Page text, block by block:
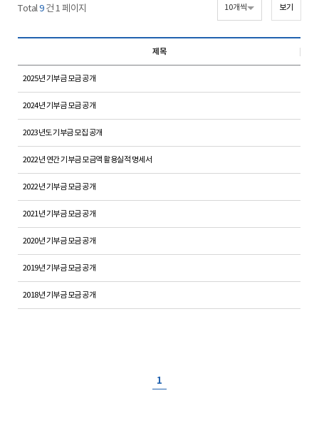
Total9건 1 페이지
제목
2025년 기부금 모금 공개
2024년 기부금 모금 공개
2023년도 기부금 모집 공개
2022년 연간 기부금 모금액 활용실적 명세서
2022년 기부금 모금 공개
2021년 기부금 모금 공개
2020년 기부금 모금 공개
2019년 기부금 모금 공개
2018년 기부금 모금 공개
1